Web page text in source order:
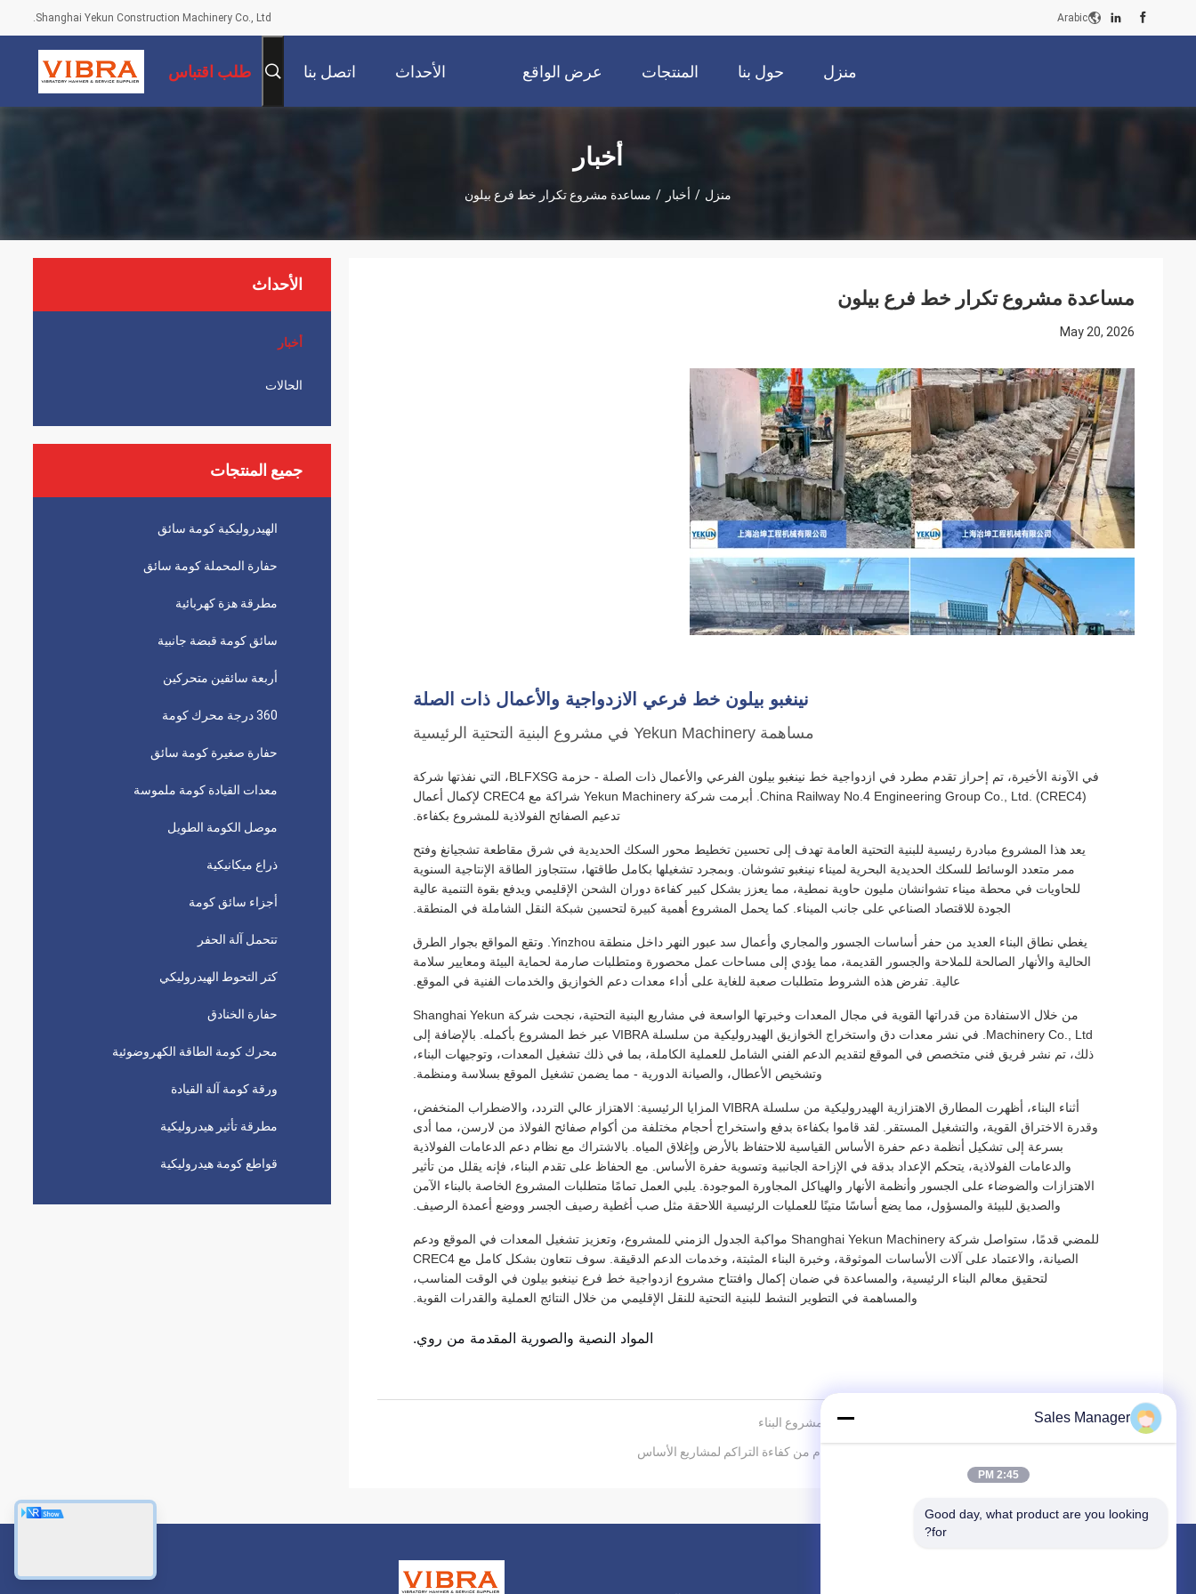
Shanghai Yekun Construction Machinery Co., Ltd. Arabic
منزل حول بنا المنتجات عرض الواقع
الافتراضي
الأحداث اتصل بنا طلب اقتباس
أخبار
منزل / أخبار / مساعدة مشروع تكرار خط فرع بيلون
الأحداث
أخبار
الحالات
جميع المنتجات
الهيدروليكية كومة سائق
حفارة المحملة كومة سائق
مطرقة هزة كهربائية
سائق كومة قبضة جانبية
أربعة سائقين متحركين
360 درجة محرك كومة
حفارة صغيرة كومة سائق
معدات القيادة كومة ملموسة
موصل الكومة الطويل
ذراع ميكانيكية
أجزاء سائق كومة
تتحمل آلة الحفر
كتر التحوط الهيدروليكي
حفارة الخنادق
محرك كومة الطاقة الكهروضوئية
ورقة كومة آلة القيادة
مطرقة تأثير هيدروليكية
قواطع كومة هيدروليكية
مساعدة مشروع تكرار خط فرع بيلون
May 20, 2026
نينغبو بيلون خط فرعي الازدواجية والأعمال ذات الصلة
مساهمة Yekun Machinery في مشروع البنية التحتية الرئيسية
في الآونة الأخيرة، تم إحراز تقدم مطرد في ازدواجية خط نينغبو بيلون الفرعي والأعمال ذات الصلة - حزمة BLFXSG، التي نفذتها شركة
China Railway No.4 Engineering Group Co., Ltd. (CREC4). أبرمت شركة Yekun Machinery شراكة مع CREC4 لإكمال أعمال
تدعيم الصفائح الفولاذية للمشروع بكفاءة.
يعد هذا المشروع مبادرة رئيسية للبنية التحتية العامة تهدف إلى تحسين تخطيط محور السكك الحديدية في شرق مقاطعة تشجيانغ وفتح
ممر متعدد الوسائط للسكك الحديدية البحرية لميناء نينغبو تشوشان. وبمجرد تشغيلها بكامل طاقتها، ستتجاوز الطاقة الإنتاجية السنوية
للحاويات في محطة ميناء تشوانشان مليون حاوية نمطية، مما يعزز بشكل كبير كفاءة دوران الشحن الإقليمي ويدفع بقوة التنمية عالية
الجودة للاقتصاد الصناعي على جانب الميناء. كما يحمل المشروع أهمية كبيرة لتحسين شبكة النقل الشاملة في المنطقة.
يغطي نطاق البناء العديد من حفر أساسات الجسور والمجاري وأعمال سد عبور النهر داخل منطقة Yinzhou. وتقع المواقع بجوار الطرق
الحالية والأنهار الصالحة للملاحة والجسور القديمة، مما يؤدي إلى مساحات عمل محصورة ومتطلبات صارمة لحماية البيئة ومعايير سلامة
عالية. تفرض هذه الشروط متطلبات صعبة للغاية على أداء معدات دعم الخوازيق والخدمات الفنية في الموقع.
من خلال الاستفادة من قدراتها القوية في مجال المعدات وخبرتها الواسعة في مشاريع البنية التحتية، نجحت شركة Shanghai Yekun
Machinery Co., Ltd. في نشر معدات دق واستخراج الخوازيق الهيدروليكية من سلسلة VIBRA عبر خط المشروع بأكمله. بالإضافة إلى
ذلك، تم نشر فريق فني متخصص في الموقع لتقديم الدعم الفني الشامل للعملية الكاملة، بما في ذلك تشغيل المعدات، وتوجيهات البناء،
وتشخيص الأعطال، والصيانة الدورية - مما يضمن تشغيل الموقع بسلاسة ومنظمة.
أثناء البناء، أظهرت المطارق الاهتزازية الهيدروليكية من سلسلة VIBRA المزايا الرئيسية: الاهتزاز عالي التردد، والاضطراب المنخفض،
وقدرة الاختراق القوية، والتشغيل المستقر. لقد قاموا بكفاءة بدفع واستخراج أحجام مختلفة من أكوام صفائح الفولاذ من لارسن، مما أدى
بسرعة إلى تشكيل أنظمة دعم حفرة الأساس القياسية للاحتفاظ بالأرض وإغلاق المياه. بالاشتراك مع نظام دعم الدعامات الفولاذية
والدعامات الفولاذية، يتحكم الإعداد بدقة في الإزاحة الجانبية وتسوية حفرة الأساس. مع الحفاظ على تقدم البناء، فإنه يقلل من تأثير
الاهتزازات والضوضاء على الجسور وأنظمة الأنهار والهياكل المجاورة الموجودة. يلبي العمل تمامًا متطلبات المشروع الخاصة بالبناء الآمن
والصديق للبيئة والمسؤول، مما يضع أساسًا متينًا للعمليات الرئيسية اللاحقة مثل صب أغطية رصيف الجسر ووضع أعمدة الرصيف.
للمضي قدمًا، ستواصل شركة Shanghai Yekun Machinery مواكبة الجدول الزمني للمشروع، وتعزيز تشغيل المعدات في الموقع ودعم
الصيانة، والاعتماد على آلات الأساسات الموثوقة، وخبرة البناء المثبتة، وخدمات الدعم الدقيقة. سوف نتعاون بشكل كامل مع CREC4
لتحقيق معالم البناء الرئيسية، والمساعدة في ضمان إكمال وافتتاح مشروع ازدواجية خط فرع نينغبو بيلون في الوقت المناسب،
والمساهمة في التطوير النشط للبنية التحتية للنقل الإقليمي من خلال النتائج العملية والقدرات القوية.
المواد النصية والصورية المقدمة من روي.
PREV: خدمة الحلقة المغلقة الكاملة للعمليات تؤكد ضمان دعم مشروع البناء
Sales Manager
2:45 PM
Good day, what product are you looking
for?